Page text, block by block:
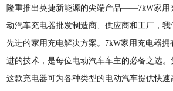
隆重推出英捷新能源的尖端产品——7kW家用
动汽车充电器批发制造商、供应商和工厂，
先进的家用充电解决方案。7kW家用充电器
进的技术，是每位电动汽车车主的必备之选。
这款充电器可为各种类型的电动汽车提供快